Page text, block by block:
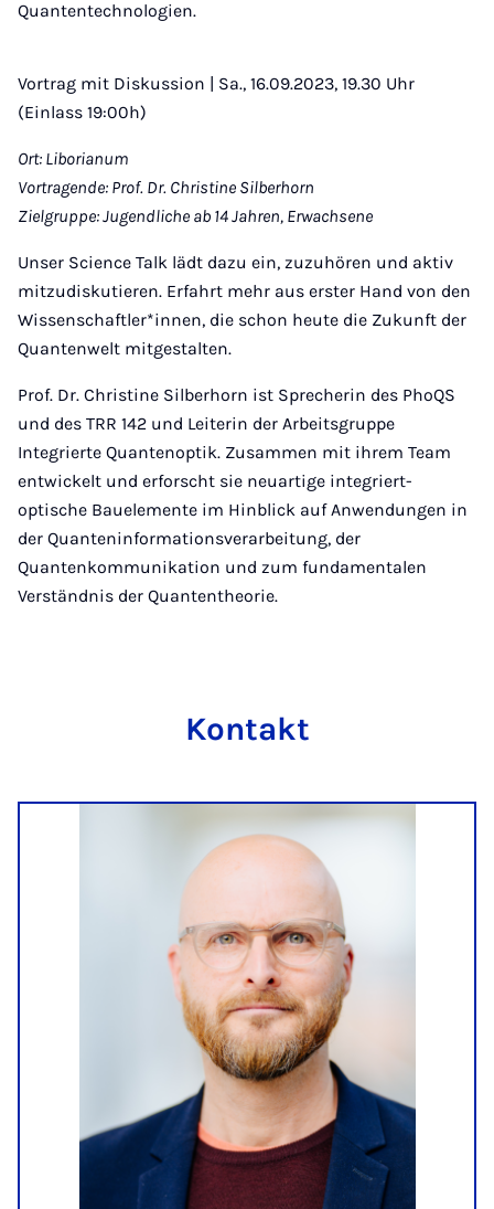
Quantentechnologien.
Vortrag mit Diskussion | Sa., 16.09.2023, 19.30 Uhr
(Einlass 19:00h)
Ort: Liborianum
Vortragende: Prof. Dr. Christine Silberhorn
Zielgruppe: Jugendliche ab 14 Jahren, Erwachsene
Unser Science Talk lädt dazu ein, zuzuhören und aktiv
mitzudiskutieren. Erfahrt mehr aus erster Hand von den
Wissenschaftler*innen, die schon heute die Zukunft der
Quantenwelt mitgestalten.
Prof. Dr. Christine Silberhorn ist Sprecherin des PhoQS
und des TRR 142 und Leiterin der Arbeitsgruppe
Integrierte Quantenoptik. Zusammen mit ihrem Team
entwickelt und erforscht sie neuartige integriert-
optische Bauelemente im Hinblick auf Anwendungen in
der Quanteninformationsverarbeitung, der
Quantenkommunikation und zum fundamentalen
Verständnis der Quantentheorie.
Kon­takt